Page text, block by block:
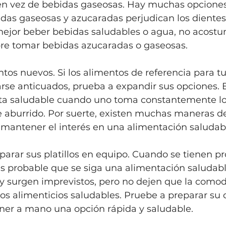
vez de bebidas gaseosas. Hay muchas
gaseosas y azucaradas perjudican los
beber bebidas saludables o agua, no
tomar bebidas azucaradas o gaseosas.
nuevos. Si los alimentos de referencia para
anticuados, prueba a expandir sus opciones.
saludable cuando uno toma constantemente
aburrido. Por suerte, existen muchas maneras
el interés en una alimentación
sus platillos en equipo. Cuando se tienen
probable que se siga una alimentación
surgen imprevistos, pero no dejen que la
alimenticios saludables. Pruebe a preparar
a mano una opción rápida y saludable.